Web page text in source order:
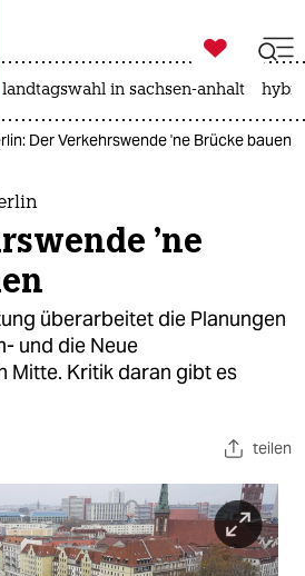
taz zahl ich
ich

taz zahl ich
landtagswahl in sachsen-anhalt
Der Verkehrswende 'ne Brücke bauen
'ne
überarbeitet die Planungen
und die Neue
Mitte. Kritik daran gibt es
teilen